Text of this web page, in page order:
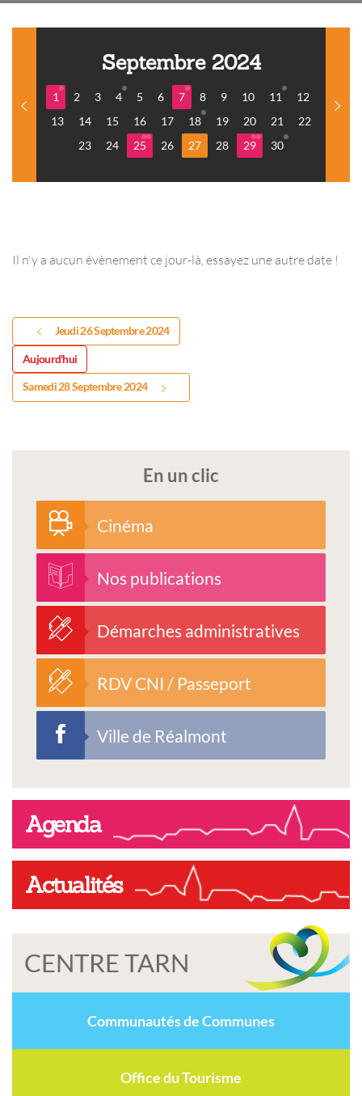
Septembre 2024
1 2 3 4 5 6 7 8 9 10 11
12
13
14 15 16 17 18 19 20 21
22
23
24 25 26 27 28 29 30
Il n'y a aucun évènement ce jour-là, essayez une autre date !
Jeudi 26 Septembre 2024
Aujourd'hui
Samedi 28 Septembre 2024
En un clic
Cinéma
Nos publications
Démarches administratives
RDV CNI / Passeport
Ville de Réalmont
Agenda
Actualités
CENTRE TARN
Communautés de Communes
Office du Tourisme